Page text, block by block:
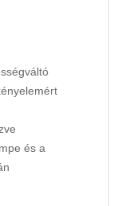
és a